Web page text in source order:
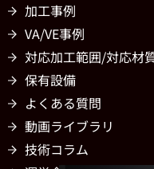
加工事例
VA/VE事例
対応加工範囲/対応材
保有設備
よくある質問
動画ライブラリ
技術コラム